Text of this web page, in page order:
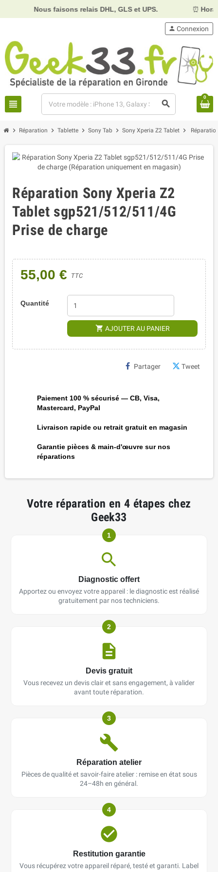
Nous faisons relais DHL, GLS et UPS. Horaires :
view_headline search
person Connexion
0
chevron_right Réparation chevron_right Tablette chevron_right Sony Tab chevron_right Sony Xperia Z2 Tablet chevron_right
Réparation Sony Xperia Z2
Tablet sgp521/512/511/4G
Prise de charge
55,00 € TTC
Quantité
shopping_cart AJOUTER AU PANIER
Partager Tweet
Paiement 100 % sécurisé — CB, Visa,
Mastercard, PayPal
Livraison rapide ou retrait gratuit en magasin
Garantie pièces & main-d'œuvre sur nos
réparations
Votre réparation en 4 étapes chez
Geek33
1
Diagnostic offert
Apportez ou envoyez votre appareil : le diagnostic est réalisé
gratuitement par nos techniciens.
2
Devis gratuit
Vous recevez un devis clair et sans engagement, à valider
avant toute réparation.
3
Réparation atelier
Pièces de qualité et savoir-faire atelier : remise en état sous
24–48h en général.
4
Restitution garantie
Vous récupérez votre appareil réparé, testé et garanti. Label